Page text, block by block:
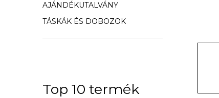
AJÁNDÉKUTALVÁNY
TÁSKÁK ÉS DOBOZOK
Top 10 termék